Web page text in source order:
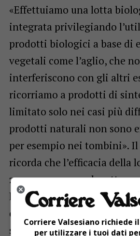
«Effettuiamo una lotta
integrata privilegiando
prodotti biologici a base di
vegetali come l’aglio, che
interferiscono con gli altri
ricorriamo a prodotti di
limitato solo nei casi più
prodotti naturali non sono
per esempio nei tombini». Il
ricorda che l’efficacia della
zanzare passa anche
l’attenzione dei cittadini, a
evitare di abbandonare
si possa raccogliere acqua
Corriere Valsesiano richiede
per utilizzare i tuoi dati